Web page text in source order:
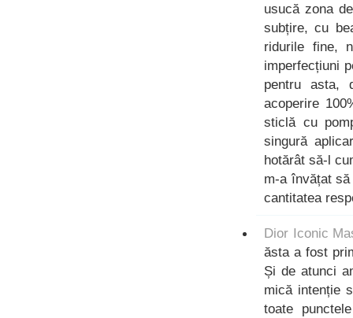
usucă zona
subțire, cu
ridurile fine,
imperfecțiuni
pentru asta,
acoperire
sticlă cu
singură
hotărât să-l
m-a învățat
cantitatea
Dior Iconic
ăsta a fost
Și de atunci
mică intenție
toate